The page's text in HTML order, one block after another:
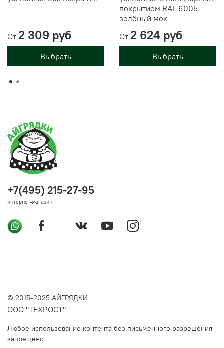
От 2 309 руб
Выбрать
покрытием RAL 6005
зелёный мох
От 2 624 руб
Выбрать
+7(495) 215-27-95
интернет-магазин
© 2015-2025 АЙГРЯДКИ
ООО "ТЕХРОСТ"
Любое использование контента без письменного разрешения
запрещено